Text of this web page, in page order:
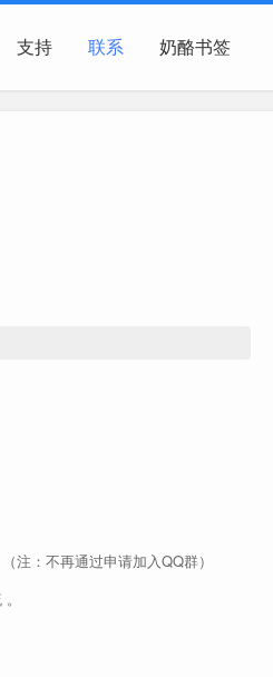
支持 联系 奶酪书签
注：不再通过申请加入QQ群）